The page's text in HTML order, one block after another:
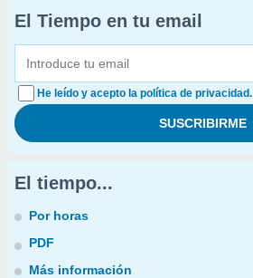
El Tiempo en tu email
He leído y acepto la política de privacidad.
El tiempo...
Por horas
PDF
Más información